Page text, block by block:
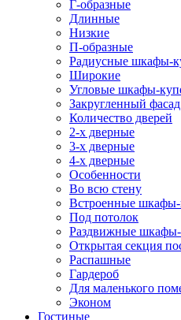
Г-образные
Длинные
Низкие
П-образные
Радиусные шкафы-
Широкие
Угловые шкафы-
Закругленный фасад
Количество дверей
2-х дверные
3-х дверные
4-х дверные
Особенности
Во всю стену
Встроенные шкафы-
Под потолок
Раздвижные
Открытая секция
Распашные
Гардероб
Для маленького
Эконом
Гостиные